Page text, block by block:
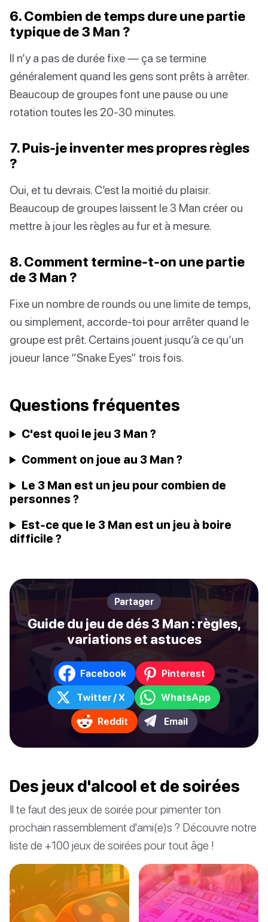
6. Combien de temps dure une partie
typique de 3 Man ?
Il n’y a pas de durée fixe — ça se termine
généralement quand les gens sont prêts à arrêter.
Beaucoup de groupes font une pause ou une
rotation toutes les 20-30 minutes.
7. Puis-je inventer mes propres règles
?
Oui, et tu devrais. C’est la moitié du plaisir.
Beaucoup de groupes laissent le 3 Man créer ou
mettre à jour les règles au fur et à mesure.
8. Comment termine-t-on une partie
de 3 Man ?
Fixe un nombre de rounds ou une limite de temps,
ou simplement, accorde-toi pour arrêter quand le
groupe est prêt. Certains jouent jusqu’à ce qu’un
joueur lance “Snake Eyes” trois fois.
Questions fréquentes
C'est quoi le jeu 3 Man ?
Comment on joue au 3 Man ?
Le 3 Man est un jeu pour combien de
personnes ?
Est-ce que le 3 Man est un jeu à boire
difficile ?
Partager
Guide du jeu de dés 3 Man : règles,
variations et astuces
Facebook Pinterest
Twitter / X WhatsApp
Reddit Email
Des jeux d'alcool et de soirées
Il te faut des jeux de soirée pour pimenter ton
prochain rassemblement d'ami(e)s ? Découvre notre
liste de +100 jeux de soirées pour tout âge !